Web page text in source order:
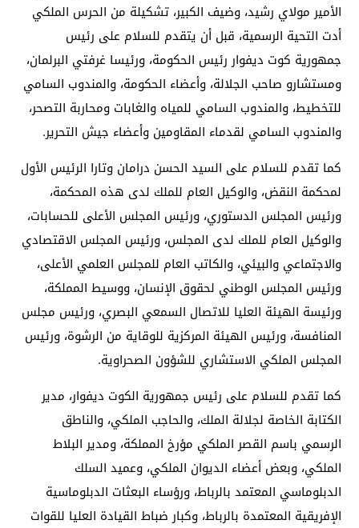
الأمير مولاي رشيد، وضيف الكبير، تشكيلة من الحرس الملكي
أدت التحية الرسمية، قبل أن يتقدم للسلام على رئيس
جمهورية كوت ديفوار رئيس الحكومة، ورئيسا غرفتي البرلمان،
ومستشارو صاحب الجلالة، وأعضاء الحكومة، والمندوب السامي
للتخطيط، والمندوب السامي للمياه والغابات ومحاربة التصحر،
والمندوب السامي لقدماء المقاومين وأعضاء جيش التحرير.
كما تقدم للسلام على السيد الحسن درامان وتارا الرئيس الأول
لمحكمة النقض، والوكيل العام للملك لدى هذه المحكمة،
ورئيس المجلس الدستوري، ورئيس المجلس الأعلى للحسابات،
والوكيل العام للملك لدى المجلس، ورئيس المجلس الاقتصادي
والاجتماعي والبيئي، والكاتب العام للمجلس العلمي الأعلى،
ورئيس المجلس الوطني لحقوق الإنسان، ووسيط المملكة،
ورئيسة الهيئة العليا للاتصال السمعي البصري، ورئيس مجلس
المنافسة، ورئيس الهيئة المركزية للوقاية من الرشوة، ورئيس
المجلس الملكي الاستشاري للشؤون الصحراوية.
كما تقدم للسلام على رئيس جمهورية الكوت ديفوار، مدير
الكتابة الخاصة لجلالة الملك، والحاجب الملكي، والناطق
الرسمي باسم القصر الملكي مؤرخ المملكة، ومدير البلاط
الملكي، وبعض أعضاء الديوان الملكي، وعميد السلك
الدبلوماسي المعتمد بالرباط، ورؤساء البعثات الدبلوماسية
الإفريقية المعتمدة بالرباط، وكبار ضباط القيادة العليا للقوات